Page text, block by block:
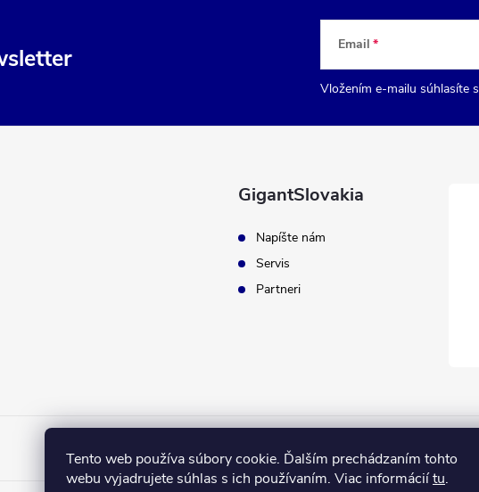
Tento web používa súbory cookie. Ďalším prechádzaním tohto
webu vyjadrujete súhlas s ich používaním. Viac informáciítu.
Email
Vložením e-mailu súhlasíte s
GigantSlovakia
Napíšte nám
Servis
Partneri
GooglePay MasterCard